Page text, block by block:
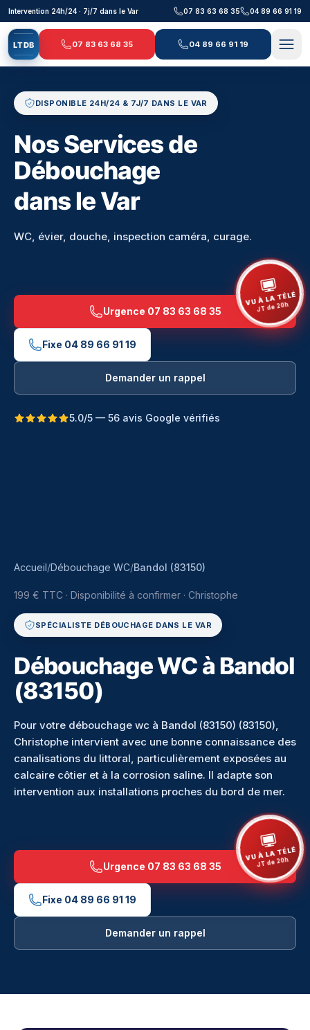
Aller au contenu principal
Intervention 24h/24 · 7j/7 dans le Var 07 83 63 68 35 04 89 66 91 19
LTDB 07 83 63 68 35 04 89 66 91 19
DISPONIBLE 24H/24 & 7J/7 DANS LE VAR
Nos Services de
Débouchage
dans le Var
WC, évier, douche, inspection caméra, curage.
Urgence 07 83 63 68 35
Fixe 04 89 66 91 19
VU À LA TÉLÉ
JT de 20h
Demander un rappel
5.0/5 — 56 avis Google vérifiés
Accueil/Débouchage WC/Bandol (83150)
199 € TTC · Disponibilité à confirmer · Christophe
SPÉCIALISTE DÉBOUCHAGE DANS LE VAR
Débouchage WC à Bandol
(83150)
Pour votre débouchage wc à Bandol (83150) (83150),
Christophe intervient avec une bonne connaissance des
canalisations du littoral, particulièrement exposées au
calcaire côtier et à la corrosion saline. Il adapte son
intervention aux installations proches du bord de mer.
Urgence 07 83 63 68 35
Fixe 04 89 66 91 19
VU À LA TÉLÉ
JT de 20h
Demander un rappel